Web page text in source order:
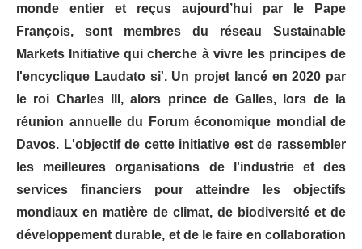
monde entier et reçus aujourd’hui par le Pape
François, sont membres du réseau Sustainable
Markets Initiative qui cherche à vivre les principes de
l'encyclique Laudato si'. Un projet lancé en 2020 par
le roi Charles III, alors prince de Galles, lors de la
réunion annuelle du Forum économique mondial de
Davos. L'objectif de cette initiative est de rassembler
les meilleures organisations de l'industrie et des
services financiers pour atteindre les objectifs
mondiaux en matière de climat, de biodiversité et de
développement durable, et de le faire en collaboration